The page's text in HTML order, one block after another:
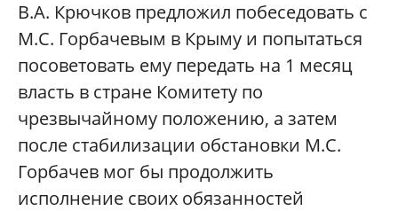
В.А. Крючков предложил побеседовать с
М.С. Горбачевым в Крыму и попытаться
посоветовать ему передать на 1 месяц
власть в стране Комитету по
чрезвычайному положению, а затем
после стабилизации обстановки М.С.
Горбачев мог бы продолжить
исполнение своих обязанностей